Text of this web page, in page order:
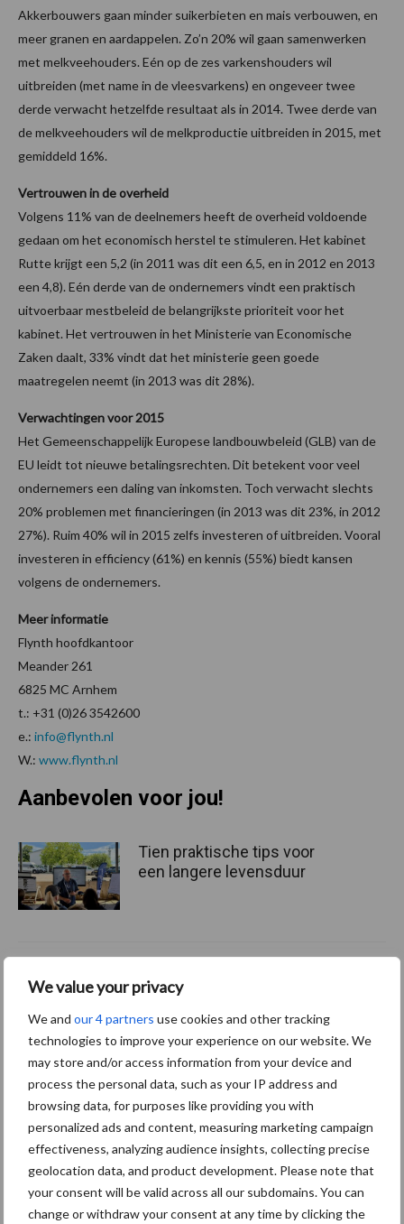
We value your privacy
We and our 4 partners use cookies and other tracking
technologies to improve your experience on our website. We
may store and/or access information from your device and
process the personal data, such as your IP address and
browsing data, for purposes like providing you with
personalized ads and content, measuring marketing campaign
effectiveness, analyzing audience insights, collecting precise
geolocation data, and product development. Please note that
your consent will be valid across all our subdomains. You can
change or withdraw your consent at any time by clicking the
Akkerbouwers gaan minder suikerbieten en mais verbouwen, en
meer granen en aardappelen. Zo’n 20% wil gaan samenwerken
met melkveehouders. Eén op de zes varkenshouders wil
uitbreiden (met name in de vleesvarkens) en ongeveer twee
derde verwacht hetzelfde resultaat als in 2014. Twee derde van
de melkveehouders wil de melkproductie uitbreiden in 2015, met
gemiddeld 16%.
Vertrouwen in de overheid
Volgens 11% van de deelnemers heeft de overheid voldoende
gedaan om het economisch herstel te stimuleren. Het kabinet
Rutte krijgt een 5,2 (in 2011 was dit een 6,5, en in 2012 en 2013
een 4,8). Eén derde van de ondernemers vindt een praktisch
uitvoerbaar mestbeleid de belangrijkste prioriteit voor het
kabinet. Het vertrouwen in het Ministerie van Economische
Zaken daalt, 33% vindt dat het ministerie geen goede
maatregelen neemt (in 2013 was dit 28%).
Verwachtingen voor 2015
Het Gemeenschappelijk Europese landbouwbeleid (GLB) van de
EU leidt tot nieuwe betalingsrechten. Dit betekent voor veel
ondernemers een daling van inkomsten. Toch verwacht slechts
20% problemen met financieringen (in 2013 was dit 23%, in 2012
27%). Ruim 40% wil in 2015 zelfs investeren of uitbreiden. Vooral
investeren in efficiency (61%) en kennis (55%) biedt kansen
volgens de ondernemers.
Meer informatie
Flynth hoofdkantoor
Meander 261
6825 MC Arnhem
t.: +31 (0)26 3542600
e.: info@flynth.nl
W.: www.flynth.nl
Aanbevolen voor jou!
Tien praktische tips voor
een langere levensduur
hygieneoplossingen is in
Polen groter dan ooit”
Drie Franse bedrijven over
de grens van 14.000
kilogram melk